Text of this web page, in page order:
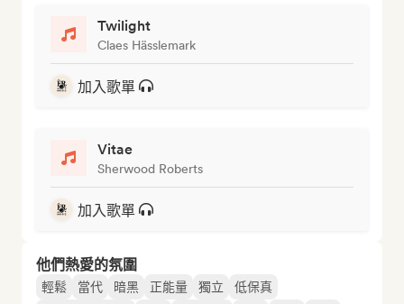
Twilight
Claes Hässlemark
加入歌單
Vitae
Sherwood Roberts
加入歌單
他們熱愛的氛圍
輕鬆 當代 暗黑 正能量 獨立
低保真